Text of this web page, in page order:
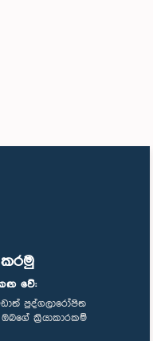
වේ:
පුද්ගලාරෝපිත
ක්‍රියාකාරකම්